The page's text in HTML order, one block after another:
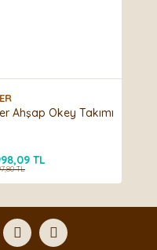
Ahşap Okey Takımı
TL
TL